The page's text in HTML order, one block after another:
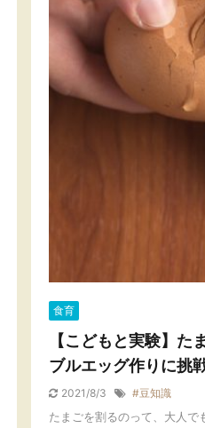
食育
【こどもと実験】た
ブルエッグ作りに挑
2021/8/3 #豆知識
たまごを割るのって、大人で